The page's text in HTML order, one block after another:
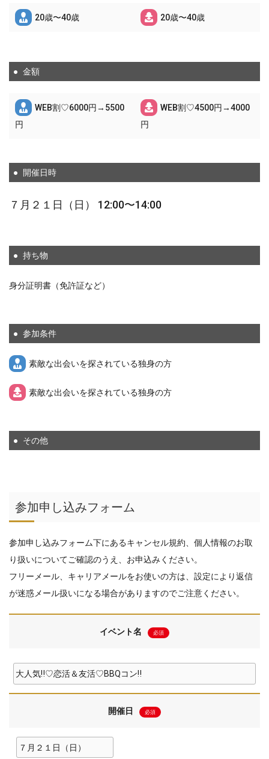
20歳〜40歳 20歳〜40歳
金額
WEB割♡6000円→5500
円
WEB割♡4500円→4000
円
開催日時
７月２１日（日） 12:00〜14:00
持ち物
身分証明書（免許証など）
参加条件
素敵な出会いを探されている独身の方
素敵な出会いを探されている独身の方
その他
参加申し込みフォーム
参加申し込みフォーム下にあるキャンセル規約、個人情報のお取
り扱いについてご確認のうえ、お申込みください。
フリーメール、キャリアメールをお使いの方は、設定により返信
が迷惑メール扱いになる場合がありますのでご注意ください。
イベント名 必須
開催日 必須